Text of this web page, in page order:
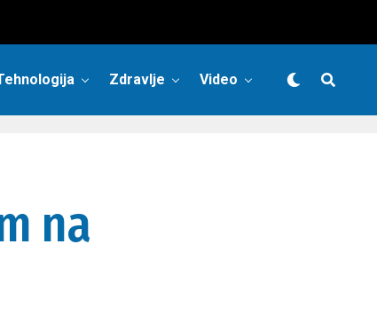
Zdravlje Video
na